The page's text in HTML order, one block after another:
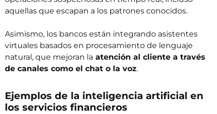
aquellas que escapan a los patrones conocidos.
Asimismo, los bancos están integrando asistentes
virtuales basados en procesamiento de lenguaje
natural, que mejoran la atención al cliente a través
de canales como el chat o la voz.
Ejemplos de la inteligencia artificial en
los servicios financieros